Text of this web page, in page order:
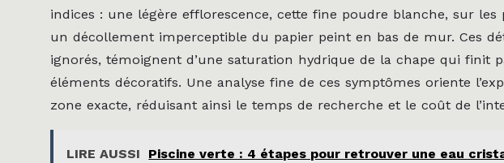
indices : une légère efflorescence, cette fine poudre blanche, sur les
un décollement imperceptible du papier peint en bas de mur. Ces
ignorés, témoignent d’une saturation hydrique de la chape qui finit
éléments décoratifs. Une analyse fine de ces symptômes oriente
zone exacte, réduisant ainsi le temps de recherche et le coût de
LIRE AUSSI
Piscine verte : 4 étapes pour retrouver une eau